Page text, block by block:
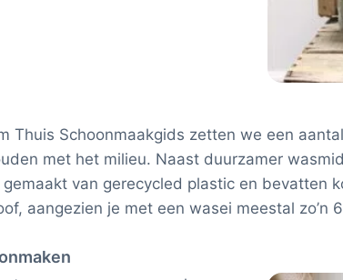
Thuis Schoonmaakgids zetten we een
met het milieu. Naast duurzamer
van gerecycled plastic en bevatten
aangezien je met een wasei meestal